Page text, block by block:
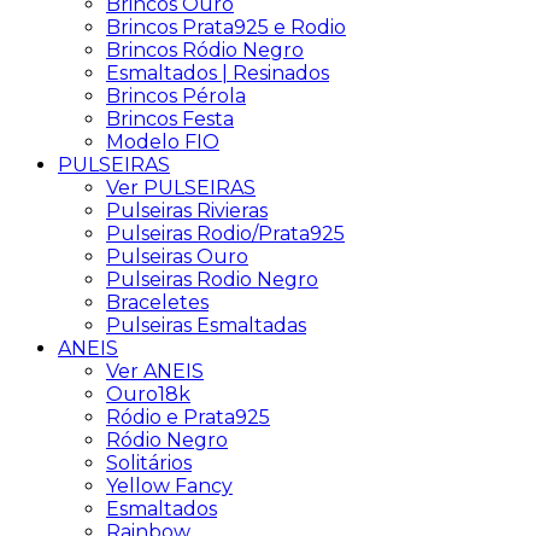
Brincos Prata925 e Rodio
Brincos Ródio Negro
Esmaltados | Resinados
Brincos Pérola
Brincos Festa
Modelo FIO
PULSEIRAS
Ver PULSEIRAS
Pulseiras Rivieras
Pulseiras Rodio/Prata925
Pulseiras Ouro
Pulseiras Rodio Negro
Braceletes
Pulseiras Esmaltadas
ANEIS
Ver ANEIS
Ouro18k
Ródio e Prata925
Ródio Negro
Solitários
Yellow Fancy
Esmaltados